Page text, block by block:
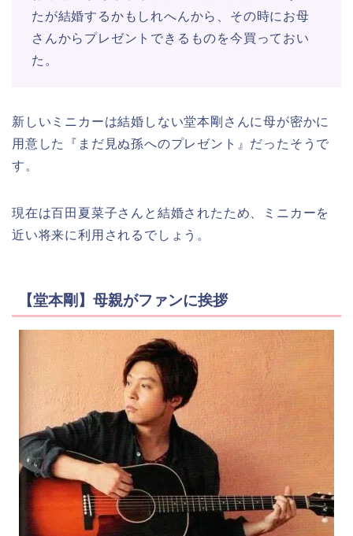
たが結婚するかもしれへんから、その時にお母
さんからプレゼントできるものを今買っておい
た。
新しいミニカーは結婚しない堂本剛さんに母が密かに
用意した『まだ見ぬ孫へのプレゼント』だったそうで
す。
現在は百田夏菜子さんと結婚されたため、ミニカーを
近い将来に利用されるでしょう。
【堂本剛】母親がファンに挨拶